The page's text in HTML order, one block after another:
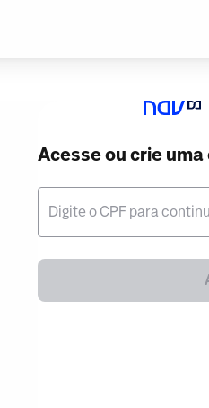
Acesse ou crie
Digite o CPF para